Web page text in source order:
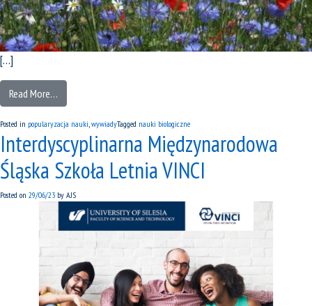
[…]
Read More…
Posted in popularyzacja nauki,wywiadyTagged nauki biologiczne
Interdyscyplinarna Międzynarodowa
Śląska Szkoła Letnia VINCI
Posted on 29/06/23 by AJS